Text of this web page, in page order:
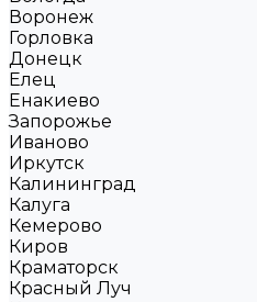
Воронеж
Горловка
Донецк
Елец
Енакиево
Запорожье
Иваново
Иркутск
Калининград
Калуга
Кемерово
Киров
Краматорск
Красный Луч